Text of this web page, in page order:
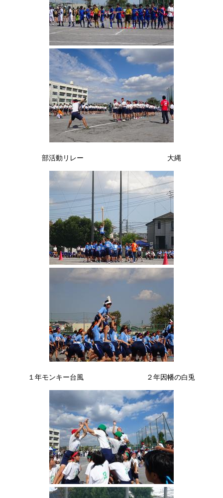
部活動リレー 大縄
１年モンキー台風 ２年因幡の白兎